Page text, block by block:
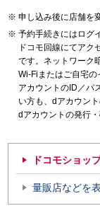
申し込み後に店舗を
予約手続きにはログ
ドコモ回線にてアク
です。ネットワーク
Wi-Fiまたはご自宅
アカウントのID／パ
い方も、dアカウン
dアカウントの発行・
ドコモショッ
量販店などを